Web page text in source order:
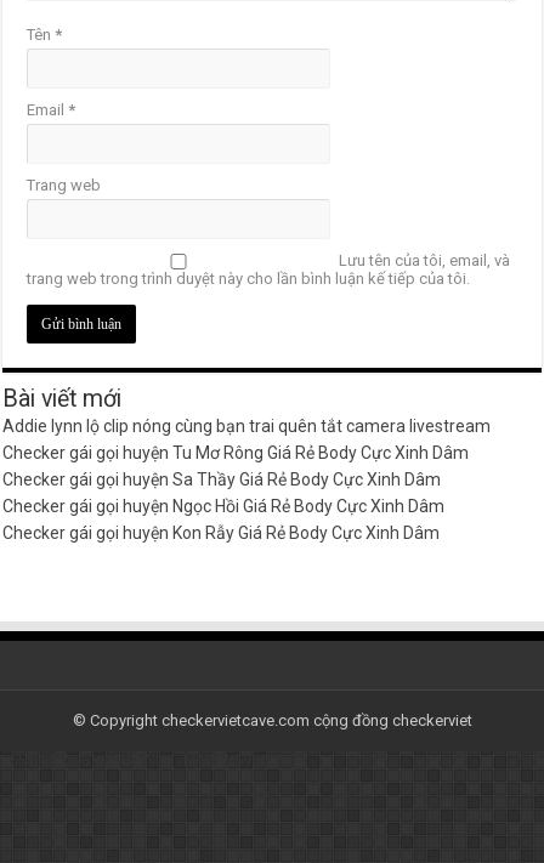
Tên*
Email*
Trang web
Lưu tên của tôi, email, và
trang web trong trình duyệt này cho lần bình luận kế tiếp của tôi.
Bài viết mới
Addie lynn lộ clip nóng cùng bạn trai quên tắt camera livestream
Checker gái gọi huyện Tu Mơ Rông Giá Rẻ Body Cực Xinh Dâm
Checker gái gọi huyện Sa Thầy Giá Rẻ Body Cực Xinh Dâm
Checker gái gọi huyện Ngọc Hồi Giá Rẻ Body Cực Xinh Dâm
Checker gái gọi huyện Kon Rẫy Giá Rẻ Body Cực Xinh Dâm
© Copyright checkervietcave.com cộng đồng checkerviet